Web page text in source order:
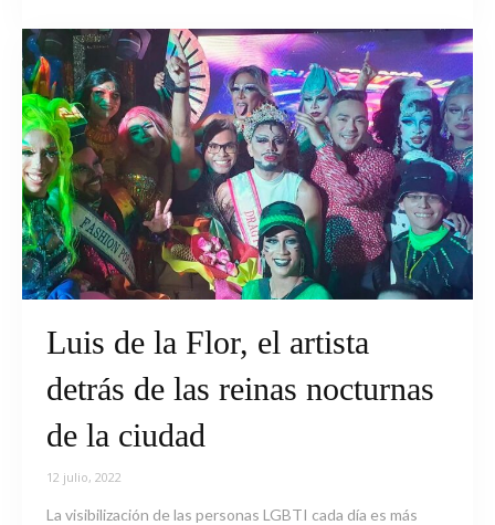
Luis de la Flor, el artista
detrás de las reinas nocturnas
de la ciudad
12 julio, 2022
La visibilización de las personas LGBTI cada día es más